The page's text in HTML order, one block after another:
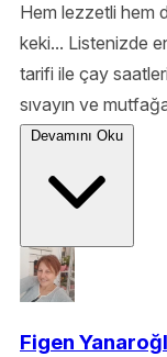
Hem lezzetli hem
keki... Listenizde
tarifi ile çay
sıvayın ve
sağlık.
Devamını Oku
Figen